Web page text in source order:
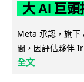
大 AI 巨頭
Meta 承認，旗下
間，因評估夥伴
全文